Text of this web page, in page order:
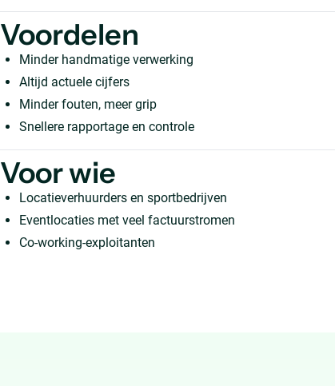
Voordelen
Minder handmatige verwerking
Altijd actuele cijfers
Minder fouten, meer grip
Snellere rapportage en controle
Voor wie
Locatieverhuurders en sportbedrijven
Eventlocaties met veel factuurstromen
Co-working-exploitanten